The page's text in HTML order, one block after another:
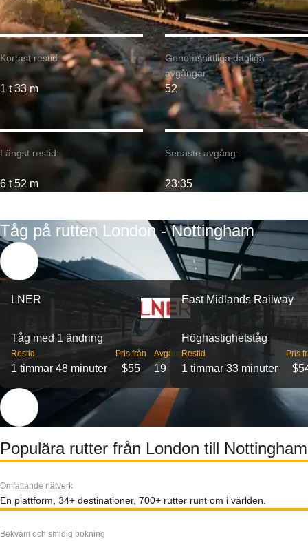
Kortast restid:
1 t 33 m
Längst restid:
6 t 52 m
Genomsnittliga dagliga
avgångar:
52
Senaste avgång:
23:35
Tåg på rutten London - Nottingham
LNER
Tåg med 1 ändring
Restid
1 timmar 48 minuter
Pris från
$55
Avgångar
19
East Midlands Railway
Höghastighetståg
Restid
1 timmar 33 minuter
Pris
Populära rutter från London till Nottingham
Omfattande nätverk
En plattform, 34+ destinationer, 700+ rutter runt om i världen.
Bekväm och smidig bokning